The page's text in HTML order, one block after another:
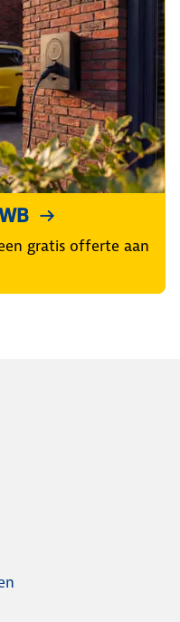
gratis offerte aan